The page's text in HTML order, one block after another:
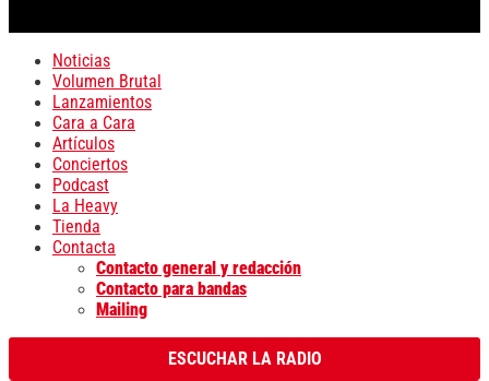
Noticias
Volumen Brutal
Lanzamientos
Cara a Cara
Artículos
Conciertos
Podcast
La Heavy
Tienda
Contacta
Contacto general y redacción
Contacto para bandas
Mailing
ESCUCHAR LA RADIO